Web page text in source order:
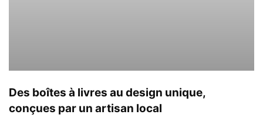
Des boîtes à livres au design unique,
conçues par un artisan local